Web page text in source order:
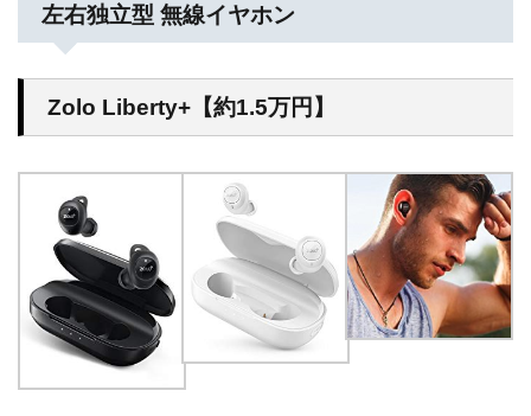
左右独立型 無線イヤホン
Zolo Liberty+【約1.5万円】